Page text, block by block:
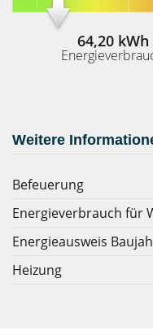
64,20
Weitere
Befeuerung
Energieverbrauch für
Energieausweis
Heizung